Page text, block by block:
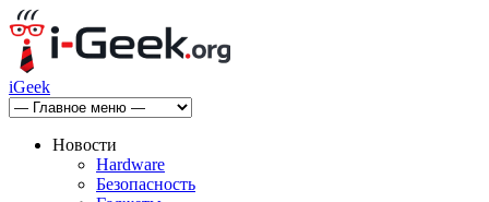
iGeek
Новости
Hardware
Безопасность